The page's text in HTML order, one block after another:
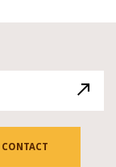
CONTACT